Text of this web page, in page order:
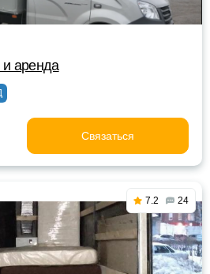
и аренда
Связаться
7.2 24